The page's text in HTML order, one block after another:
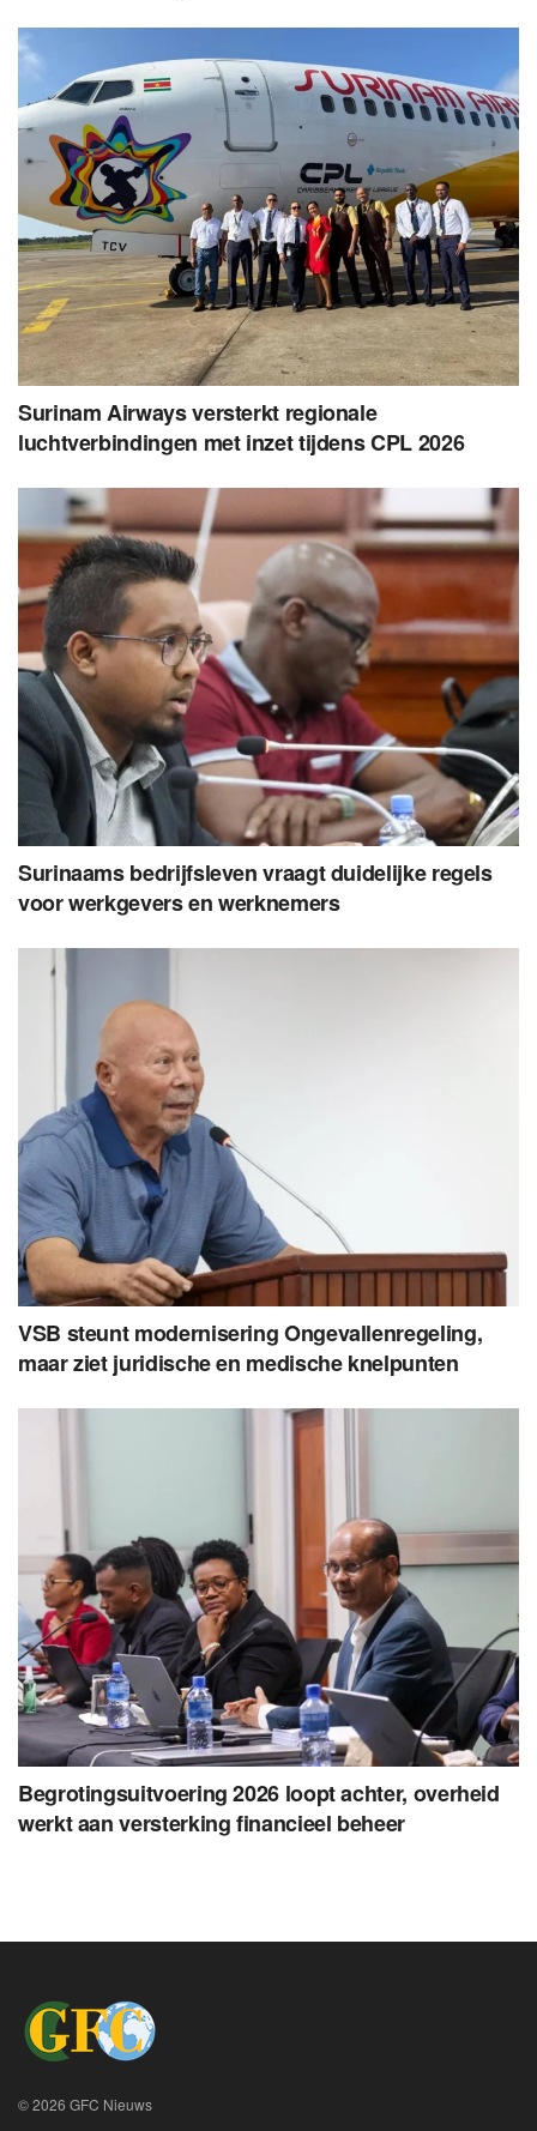
Surinam Airways versterkt regionale
luchtverbindingen met inzet tijdens CPL 2026
Surinaams bedrijfsleven vraagt duidelijke regels
voor werkgevers en werknemers
VSB steunt modernisering Ongevallenregeling,
maar ziet juridische en medische knelpunten
Begrotingsuitvoering 2026 loopt achter, overheid
werkt aan versterking financieel beheer
© 2026 GFC Nieuws